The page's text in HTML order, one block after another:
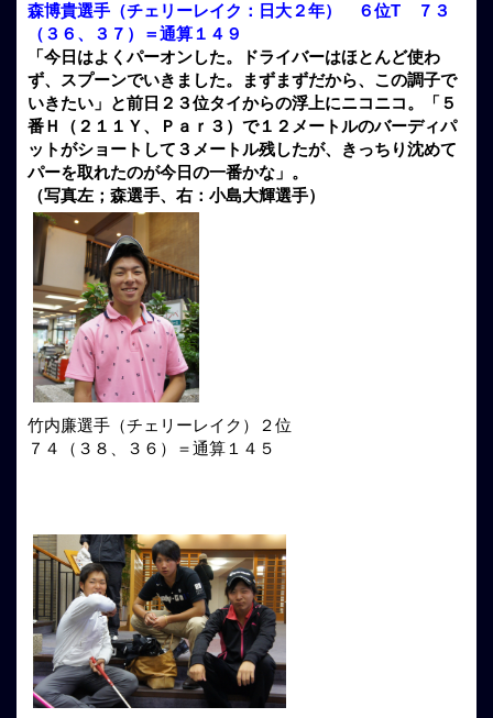
森博貴選手（チェリーレイク：日大２年） ６位T ７３
（３６、３７）＝通算１４９
「今日はよくパーオンした。ドライバーはほとんど使わ
ず、スプーンでいきました。まずまずだから、この調子で
いきたい」と前日２３位タイからの浮上にニコニコ。「５
番Ｈ（２１１Ｙ、Ｐａｒ３）で１２メートルのバーディパ
ットがショートして３メートル残したが、きっちり沈めて
パーを取れたのが今日の一番かな」。
（写真左；森選手、右：小島大輝選手）
竹内廉選手（チェリーレイク）２位
７４（３８、３６）＝通算１４５